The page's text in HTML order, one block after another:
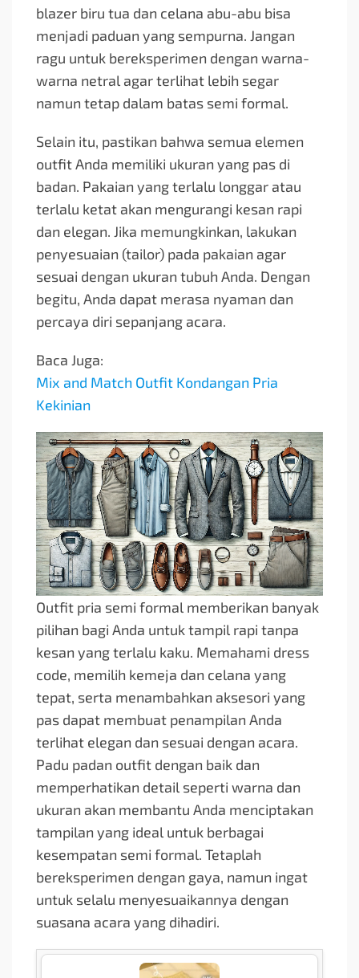
blazer biru tua dan celana abu-abu bisa
menjadi paduan yang sempurna. Jangan
ragu untuk bereksperimen dengan warna-
warna netral agar terlihat lebih segar
namun tetap dalam batas semi formal.
Selain itu, pastikan bahwa semua elemen
outfit Anda memiliki ukuran yang pas di
badan. Pakaian yang terlalu longgar atau
terlalu ketat akan mengurangi kesan rapi
dan elegan. Jika memungkinkan, lakukan
penyesuaian (tailor) pada pakaian agar
sesuai dengan ukuran tubuh Anda. Dengan
begitu, Anda dapat merasa nyaman dan
percaya diri sepanjang acara.
Baca Juga:
Mix and Match Outfit Kondangan Pria
Kekinian
Outfit pria semi formal memberikan banyak
pilihan bagi Anda untuk tampil rapi tanpa
kesan yang terlalu kaku. Memahami dress
code, memilih kemeja dan celana yang
tepat, serta menambahkan aksesori yang
pas dapat membuat penampilan Anda
terlihat elegan dan sesuai dengan acara.
Padu padan outfit dengan baik dan
memperhatikan detail seperti warna dan
ukuran akan membantu Anda menciptakan
tampilan yang ideal untuk berbagai
kesempatan semi formal. Tetaplah
bereksperimen dengan gaya, namun ingat
untuk selalu menyesuaikannya dengan
suasana acara yang dihadiri.